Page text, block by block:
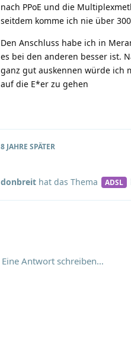
nach PPoE und die
seitdem komme ich nie über
Den Anschluss habe ich in
es bei den anderen besser ist.
ganz gut auskennen würde ich
auf die E*er zu gehen
8 JAHRE SPÄTER
donbreit hat das Thema ADSL
Eine Antwort schreiben…